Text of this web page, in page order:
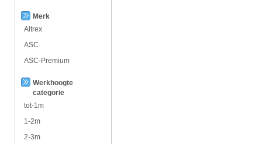
Merk
Altrex
ASC
ASC-Premium
Werkhoogte
categorie
tot-1m
1-2m
2-3m